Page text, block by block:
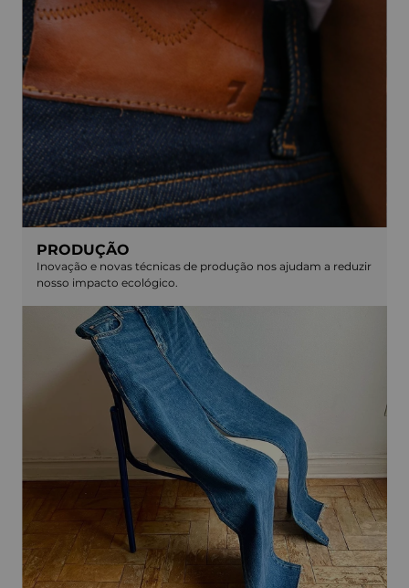
PRODUÇÃO
Inovação e novas técnicas de produção nos ajudam a reduzir
nosso impacto ecológico.